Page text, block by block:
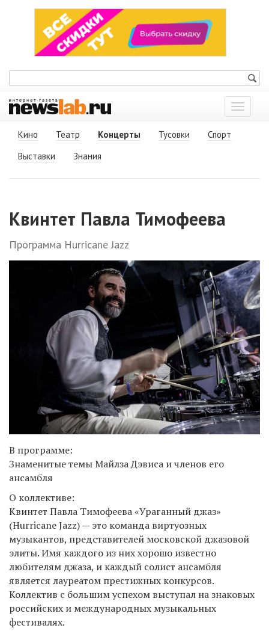
Показать
меню
Кино
Театр Концерты Тусовки
Спорт
Выставки
Знания
Квинтет Павла Тимофеева
Программа Hurricane Jazz
В программе:
Знаменитые темы Майлза Дэвиса и членов его
ансамбля
О коллективе:
Квинтет Павла Тимофеева «Ураганный джаз»
(Hurricane Jazz) — это команда виртуозных
музыкантов, представителей московской джазовой
элиты. Имя каждого из них хорошо известно
любителям джаза, и каждый солист ансамбля
является лауреатом престижных конкурсов.
Коллектив с большим успехом выступал на знаковых
российских и международных музыкальных
фестивалях.